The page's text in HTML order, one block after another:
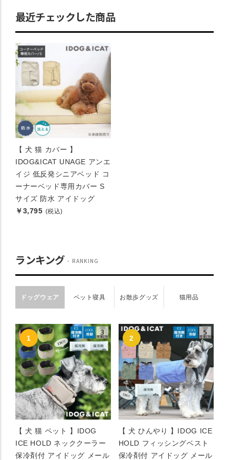
最近チェックした商品
【 犬 猫 カバー 】
IDOG&ICAT UNAGE アンエ
イジ 低反発シニアベッド コ
ーナーベッド専用カバー S
サイズ 防水 アイドッグ
￥3,795 (税込)
ランキング RANKING
ドッグウェア ペット寝具 お散歩グッズ 猫用品
【 犬 猫 ペット 】IDOG
ICE HOLD ネッククーラー
保冷剤付 アイドッグ メール
【 犬 ひんやり 】IDOG ICE
HOLD フィッシングベスト
保冷剤付 アイドッグ メール